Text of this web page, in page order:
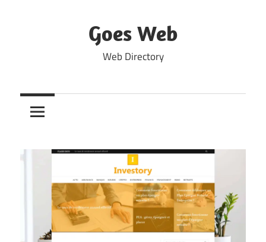
Goes Web
Web Directory